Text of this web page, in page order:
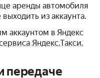
аренды автомобиля
из аккаунта.
аккаунтом в Яндекс
Яндекс.Такси.
передаче